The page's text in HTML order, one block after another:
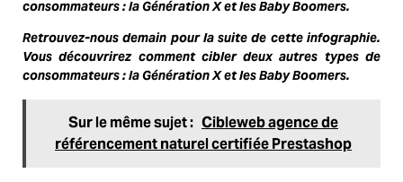
consommateurs : la Génération X et les Baby Boomers.
Retrouvez-nous demain pour la suite de cette infographie.
Vous découvrirez comment cibler deux autres types de
consommateurs : la Génération X et les Baby Boomers.
Sur le même sujet : Cibleweb agence de
référencement naturel certifiée Prestashop